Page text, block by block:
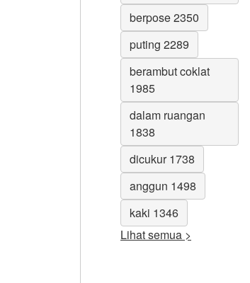
berpose 2350
puting 2289
berambut coklat
1985
dalam ruangan
1838
dicukur 1738
anggun 1498
kaki 1346
Lihat semua >